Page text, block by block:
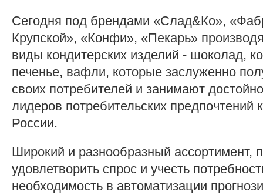
Сегодня под брендами «Слад&Ко»,
Крупской», «Конфи», «Пекарь»
виды кондитерских изделий - шоколад,
печенье, вафли, которые заслуженно
своих потребителей и занимают
лидеров потребительских предпочтений
России.
Широкий и разнообразный ассортимент,
удовлетворить спрос и учесть
необходимость в автоматизации